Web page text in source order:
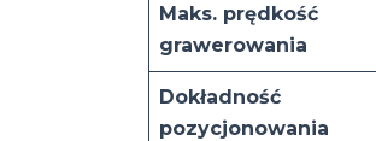
Maks. prędkość
grawerowania
Dokładność
pozycjonowania